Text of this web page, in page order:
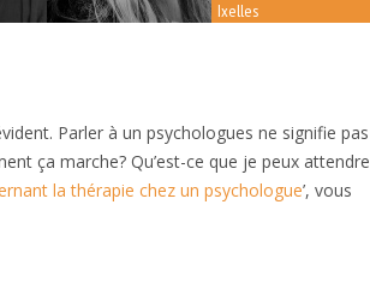
Ixelles
Parler à un psychologues ne signifie pas
ça marche? Qu’est-ce que je peux attendre
la thérapie chez un psychologue’, vous